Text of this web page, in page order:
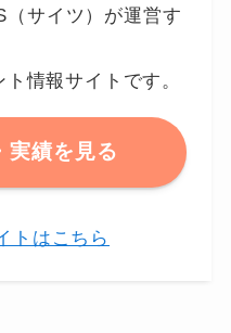
サイツ）が運営す
情報サイトです。
実績を見る
トはこちら